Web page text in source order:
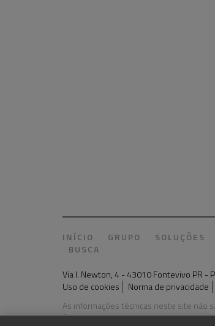
INÍCIO GRUPO SOLUÇÕES
BUSCA
Via I. Newton, 4 - 43010 Fontevivo PR -
Uso de cookies
Norma de privacidade
As informações técnicas neste site não
Última atualização: 03 agosto 2026